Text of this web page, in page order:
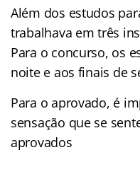
Além dos estudos
trabalhava em três
Para o concurso, os
noite e aos finais de
Para o aprovado, é
sensação que se
aprovados